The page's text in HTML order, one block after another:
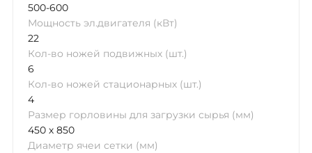
500-600
Мощность эл.двигателя (кВт)
22
Кол-во ножей подвижных (шт.)
6
Кол-во ножей стационарных (шт.)
4
Размер горловины для загрузки сырья (мм)
450 х 850
Диаметр ячеи сетки (мм)